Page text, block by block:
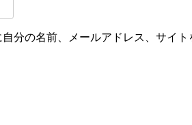
分の名前、メールアドレス、サイト